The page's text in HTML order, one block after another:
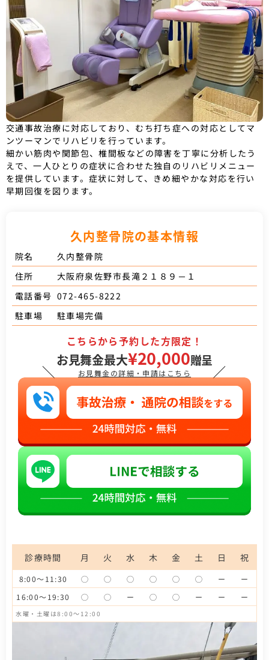
交通事故治療に対応しており、むち打ち症への対応としてマ
ンツーマンでリハビリを行っています。
細かい筋肉や関節包、椎間板などの障害を丁寧に分析したう
えで、一人ひとりの症状に合わせた独自のリハビリメニュー
を提供しています。症状に対して、きめ細やかな対応を行い
早期回復を図ります。
久内整骨院の基本情報
院名
久内整骨院
住所
大阪府泉佐野市長滝２１８９－１
電話番号 072-465-8222
駐車場
駐車場完備
＼
こちらから予約した方限定！
お見舞金最大¥20,000贈呈
お見舞金の詳細・申請はこちら ／
診療時間 月 火 水 木 金 土 日 祝
8:00～11:30 ◯ ◯ ◯ ◯ ◯ ◯ ー
ー
16:00～19:30
◯ ◯ ー ◯ ◯ ー ー ー
水曜・土曜は8:00～12:00